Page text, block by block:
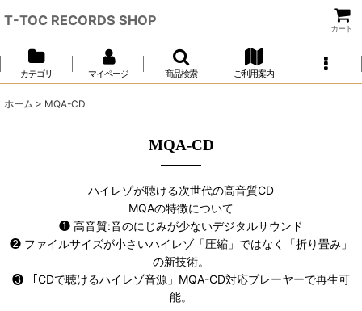
T-TOC RECORDS SHOP
カート
カテゴリ マイページ 商品検索 ご利用案内
ホーム > MQA-CD
MQA-CD
ハイレゾが聴ける次世代の高音質CD
MQAの特徴について
❶ 高音質:音のにじみが少ないデジタルサウンド
❷ ファイルサイズが小さいハイレゾ「圧縮」ではなく「折り畳み」
の新技術。
❸ 「CDで聴けるハイレゾ音源」MQA-CD対応プレーヤーで再生可
能。